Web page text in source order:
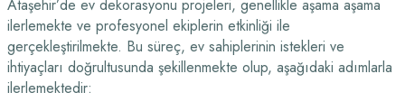
Ataşehir’de ev dekorasyonu projeleri, genellikle aşama aşama
ilerlemekte ve profesyonel ekiplerin etkinliği ile
gerçekleştirilmekte. Bu süreç, ev sahiplerinin istekleri ve
ihtiyaçları doğrultusunda şekillenmekte olup, aşağıdaki adımlarla
ilerlemektedir: